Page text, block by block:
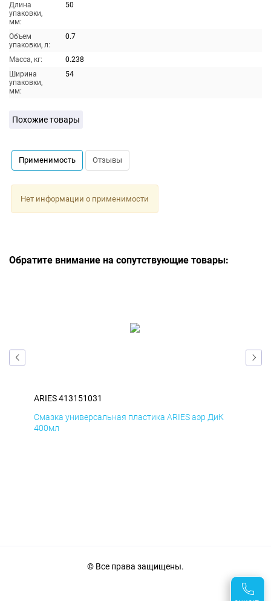
Длина
упаковки,
мм:
50
Объем
упаковки, л:
0.7
Масса, кг:
0.238
Ширина
упаковки,
мм:
54
Похожие товары
Применимость Отзывы
Нет информации о применимости
Обратите внимание на сопутствующие товары:
ARIES 413151031
Смазка универсальная пластика ARIES аэр ДиК
400мл
© Все права защищены.